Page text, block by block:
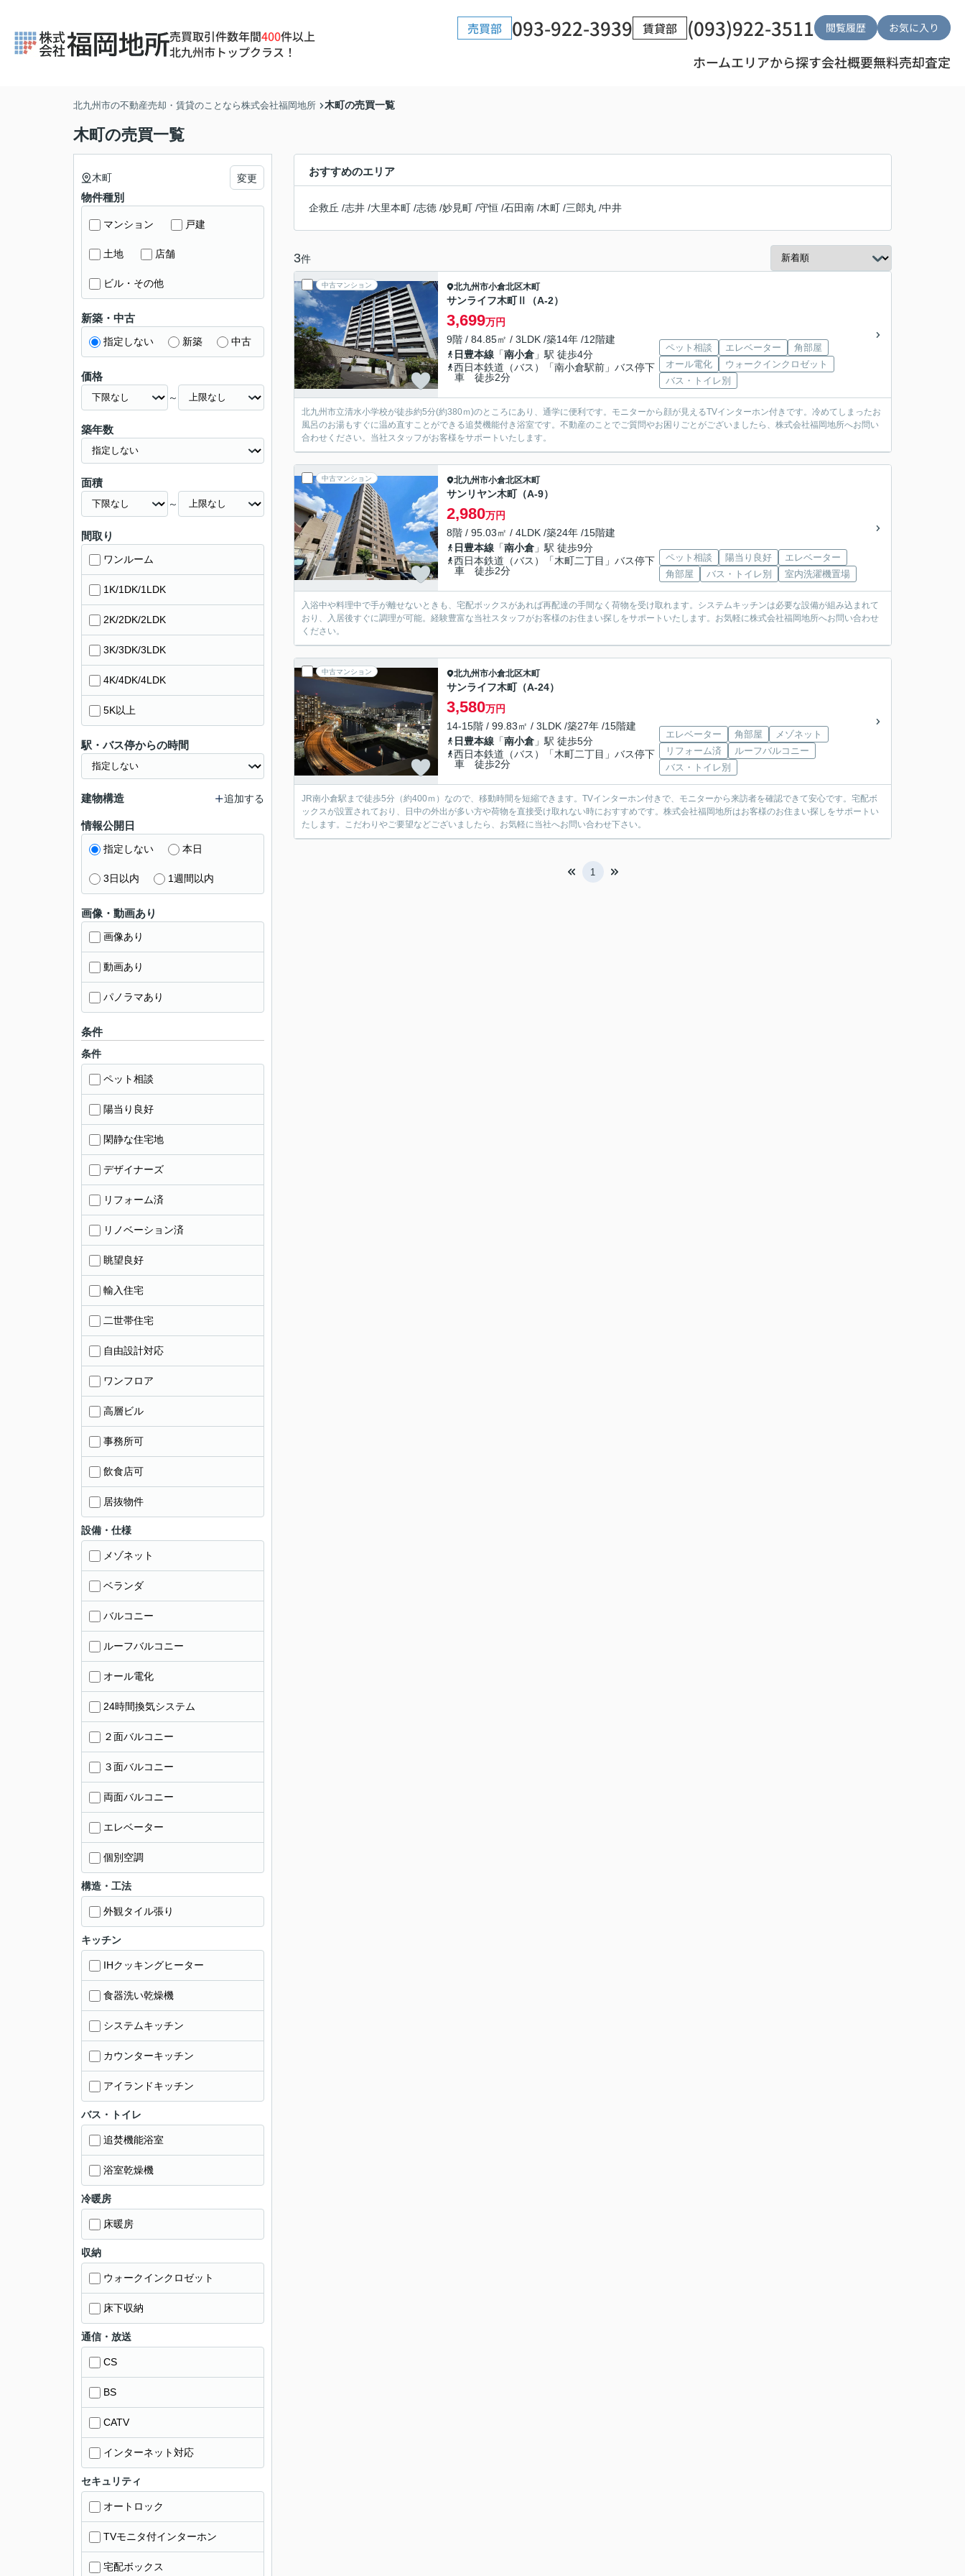
売買取引件数年間400件以上
北九州市トップクラス！
売買部 093-922-3939 賃貸部 (093)922-3511 閲覧履歴 お気に入り
ホームエリアから探す会社概要無料売却査定
北九州市の不動産売却・賃貸のことなら株式会社福岡地所 木町の売買一覧
木町の売買一覧
おすすめのエリア
企救丘 /志井 /大里本町 /志徳 /妙見町 /守恒 /石田南 /木町 /三郎丸 /中井
3件
中古マンション 北九州市小倉北区木町
サンライフ木町Ⅱ（A-2）
3,699万円
9階 / 84.85㎡ / 3LDK /築14年 /12階建
日豊本線 「南小倉 」駅 徒歩4分
西日本鉄道（バス）「南小倉駅前」バス停下
車 徒歩2分
ペット相談 エレベーター
角部屋
オール電化
ウォークインクロゼット
バス・トイレ別
北九州市立清水小学校が徒歩約5分(約380ｍ)のところにあり、通学に便利です。モニターから顔が見えるTVインターホン付きです。冷めてしまったお
風呂のお湯もすぐに温め直すことができる追焚機能付き浴室です。不動産のことでご質問やお困りごとがございましたら、株式会社福岡地所へお問い
合わせください。当社スタッフがお客様をサポートいたします。
中古マンション 北九州市小倉北区木町
サンリヤン木町（A-9）
2,980万円
8階 / 95.03㎡ / 4LDK /築24年 /15階建
日豊本線 「南小倉 」駅 徒歩9分
西日本鉄道（バス）「木町二丁目」バス停下
車 徒歩2分
ペット相談 陽当り良好
エレベーター
角部屋
バス・トイレ別 室内洗濯機置場
入浴中や料理中で手が離せないときも、宅配ボックスがあれば再配達の手間なく荷物を受け取れます。システムキッチンは必要な設備が組み込まれて
おり、入居後すぐに調理が可能。経験豊富な当社スタッフがお客様のお住まい探しをサポートいたします。お気軽に株式会社福岡地所へお問い合わせ
ください。
中古マンション 北九州市小倉北区木町
サンライフ木町（A-24）
3,580万円
14-15階 / 99.83㎡ / 3LDK /築27年 /15階建
日豊本線 「南小倉 」駅 徒歩5分
西日本鉄道（バス）「木町二丁目」バス停下
車 徒歩2分
エレベーター 角部屋
メゾネット
リフォーム済
ルーフバルコニー
バス・トイレ別
JR南小倉駅まで徒歩5分（約400ｍ）なので、移動時間を短縮できます。TVインターホン付きで、モニターから来訪者を確認できて安心です。宅配ボ
ックスが設置されており、日中の外出が多い方や荷物を直接受け取れない時におすすめです。株式会社福岡地所はお客様のお住まい探しをサポートい
たします。こだわりやご要望などございましたら、お気軽に当社へお問い合わせ下さい。
1
木町 変更
物件種別
マンション 戸建
土地 店舗
ビル・その他
新築・中古
指定しない 新築 中古
価格
～
築年数
面積
～
間取り
ワンルーム
1K/1DK/1LDK
2K/2DK/2LDK
3K/3DK/3LDK
4K/4DK/4LDK
5K以上
駅・バス停からの時間
建物構造 追加する
情報公開日
指定しない 本日
3日以内 1週間以内
画像・動画あり
画像あり
動画あり
パノラマあり
条件
条件
ペット相談
陽当り良好
閑静な住宅地
デザイナーズ
リフォーム済
リノベーション済
眺望良好
輸入住宅
二世帯住宅
自由設計対応
ワンフロア
高層ビル
事務所可
飲食店可
居抜物件
設備・仕様
メゾネット
ベランダ
バルコニー
ルーフバルコニー
オール電化
24時間換気システム
２面バルコニー
３面バルコニー
両面バルコニー
エレベーター
個別空調
構造・工法
外観タイル張り
キッチン
IHクッキングヒーター
食器洗い乾燥機
システムキッチン
カウンターキッチン
アイランドキッチン
バス・トイレ
追焚機能浴室
浴室乾燥機
冷暖房
床暖房
収納
ウォークインクロゼット
床下収納
通信・放送
CS
BS
CATV
インターネット対応
セキュリティ
オートロック
TVモニタ付インターホン
宅配ボックス